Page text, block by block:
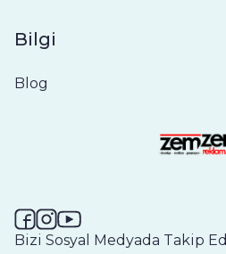
Bilgi
Blog
Bizi Sosyal Medyada Takip